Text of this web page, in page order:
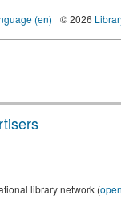
(en) © 2026
library network (